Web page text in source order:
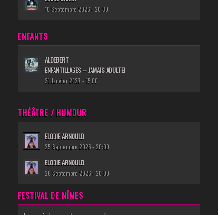
10 Septembre 2026 - 20:30
ENFANTS
ALDEBERT
ENFANTILLAGES – JAMAIS ADULTE!
31 Janvier 2027 - 15:00
THÉÂTRE / HUMOUR
ELODIE ARNOULD
25 Septembre 2026 - 20:00
ELODIE ARNOULD
26 Septembre 2026 - 20:00
FESTIVAL DE NÎMES